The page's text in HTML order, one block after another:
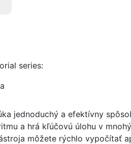
series:
jednoduchý a efektívny
a hrá kľúčovú úlohu v
môžete rýchlo vypočítať